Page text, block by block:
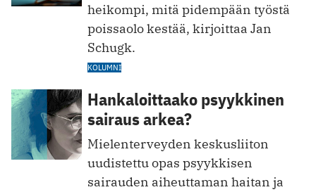
heikompi, mitä pidempään työstä
poissaolo kestää, kirjoittaa Jan
Schugk.
KOLUMNI
Hankaloittaako psyykkinen
sairaus arkea?
Mielenterveyden keskusliiton
uudistettu opas psyykkisen
sairauden aiheuttaman haitan ja